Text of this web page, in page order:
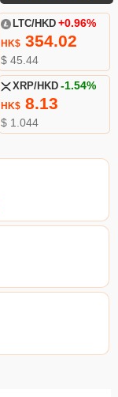
LTC/HKD +0.96%
HK$354.02
$ 45.44
XRP/HKD -1.54%
HK$8.13
$ 1.044